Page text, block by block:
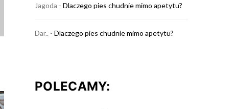
Jagoda - Dlaczego pies chudnie mimo apetytu?
Dar.. - Dlaczego pies chudnie mimo apetytu?
POLECAMY: